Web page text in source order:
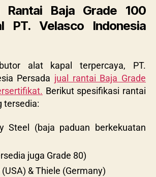
Rantai Baja Grade 100
PT. Velasco Indonesia
alat kapal terpercaya, PT.
Persada jual rantai Baja Grade
Berikut spesifikasi rantai
tersedia:
Steel (baja paduan berkekuatan
juga Grade 80)
& Thiele (Germany)